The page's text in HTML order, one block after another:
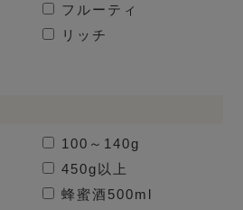
フルーティ
リッチ
100～140g
450g以上
蜂蜜酒 500ml